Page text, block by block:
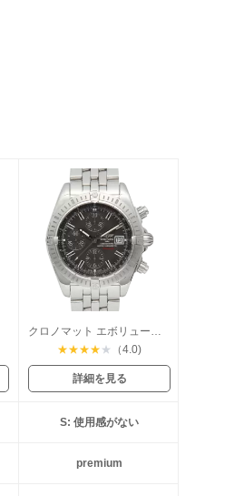
クロノマット エボリューション
★★★★ ★ （4.0)
詳細を見る
S: 使用感がない
premium